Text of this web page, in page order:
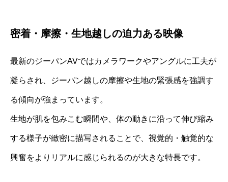
密着・摩擦・生地越しの迫力ある映像
最新のジーパンAVではカメラワークやアングルに工夫が
凝らされ、ジーパン越しの摩擦や生地の緊張感を強調す
る傾向が強まっています。
生地が肌を包みこむ瞬間や、体の動きに沿って伸び縮み
する様子が緻密に描写されることで、視覚的・触覚的な
興奮をよりリアルに感じられるのが大きな特長です。